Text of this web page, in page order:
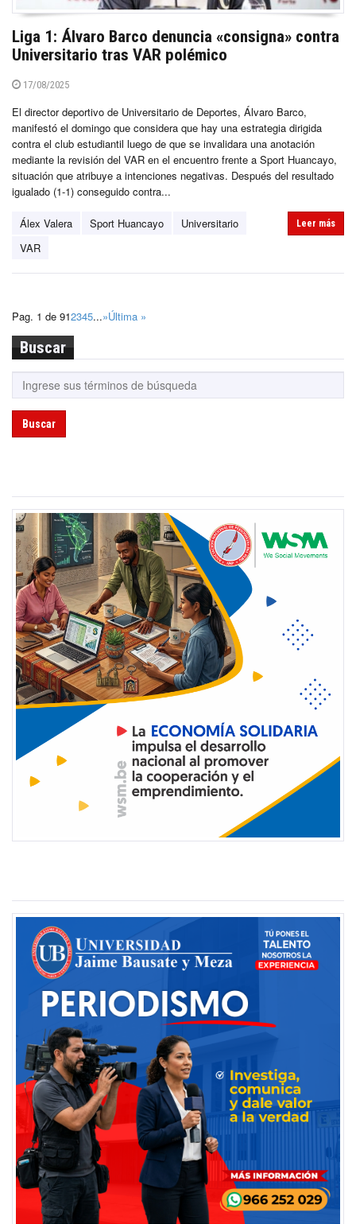
Liga 1: Álvaro Barco denuncia «consigna» contra
Universitario tras VAR polémico
17/08/2025
El director deportivo de Universitario de Deportes, Álvaro Barco,
manifestó el domingo que considera que hay una estrategia dirigida
contra el club estudiantil luego de que se invalidara una anotación
mediante la revisión del VAR en el encuentro frente a Sport Huancayo,
situación que atribuye a intenciones negativas. Después del resultado
igualado (1-1) conseguido contra...
Álex Valera Sport Huancayo
Universitario
VAR
Leer más
Pag. 1 de 912345...»Última »
Buscar
Buscar